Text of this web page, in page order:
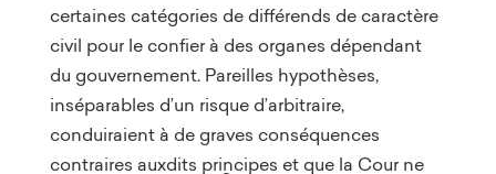
certaines catégories de différends de caractère
civil pour le confier à des organes dépendant
du gouvernement. Pareilles hypothèses,
inséparables d’un risque d’arbitraire,
conduiraient à de graves conséquences
contraires auxdits principes et que la Cour ne